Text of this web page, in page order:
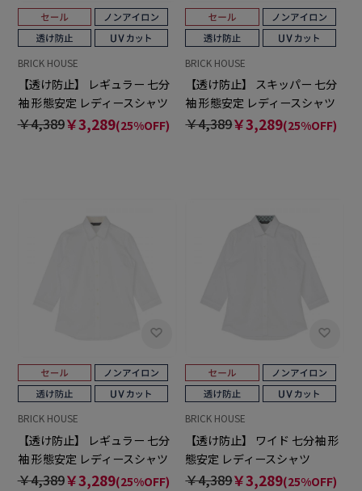
BRICK HOUSE
【透け防止】 レギュラー 七分
袖 形態安定 レディースシャツ
￥4,389￥3,289(25%OFF)
BRICK HOUSE
【透け防止】 スキッパー 七分
袖 形態安定 レディースシャツ
￥4,389￥3,289(25%OFF)
BRICK HOUSE
【透け防止】 レギュラー 七分
袖 形態安定 レディースシャツ
￥4,389￥3,289(25%OFF)
BRICK HOUSE
【透け防止】 ワイド 七分袖 形
態安定 レディースシャツ
￥4,389￥3,289(25%OFF)